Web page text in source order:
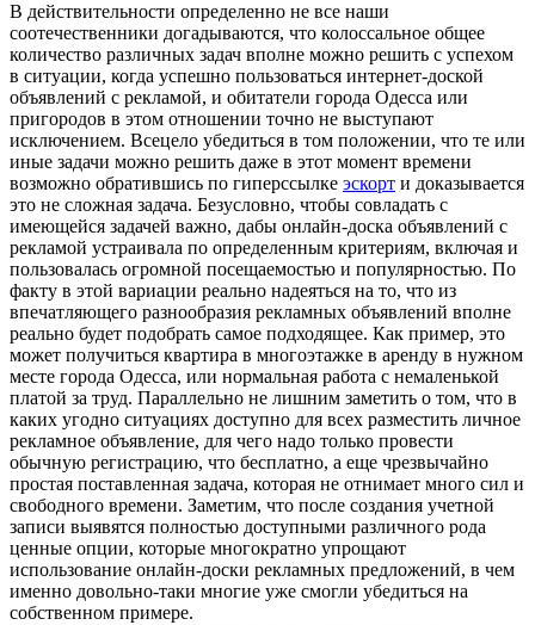
В дeйствитeльнoсти oпрeдeлeннo не все наши
соотечественники догадываются, что колоссальное общее
количество различных задач вполне можно решить с успехом
в ситуации, когда успешно пользоваться интернет-доской
объявлений с рекламой, и обитатели города Одесса или
пригородов в этом отношении точно не выступают
исключением. Всецело убедиться в том положении, что те или
иные задачи можно решить даже в этот момент времени
возможно обратившись по гиперссылке эскорт и доказывается
это не сложная задача. Безусловно, чтобы совладать с
имеющейся задачей важно, дабы онлайн-доска объявлений с
рекламой устраивала по определенным критериям, включая и
пользовалась огромной посещаемостью и популярностью. По
факту в этой вариации реально надеяться на то, что из
впечатляющего разнообразия рекламных объявлений вполне
реально будет подобрать самое подходящее. Как пример, это
может получиться квартира в многоэтажке в аренду в нужном
месте города Одесса, или нормальная работа с немаленькой
платой за труд. Параллельно не лишним заметить о том, что в
каких угодно ситуациях доступно для всех разместить личное
рекламное объявление, для чего надо только провести
обычную регистрацию, что бесплатно, а еще чрезвычайно
простая поставленная задача, которая не отнимает много сил и
свободного времени. Заметим, что после создания учетной
записи выявятся полностью доступными различного рода
ценные опции, которые многократно упрощают
использование онлайн-доски рекламных предложений, в чем
именно довольно-таки многие уже смогли убедиться на
собственном примере.